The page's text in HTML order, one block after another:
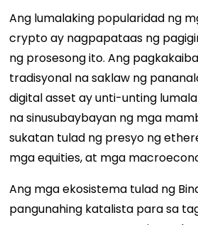
Ang lumalaking popularidad ng
crypto ay nagpapataas ng
ng prosesong ito. Ang
tradisyonal na saklaw ng
digital asset ay unti-unting
na sinusubaybayan ng mga
sukatan tulad ng presyo ng
mga equities, at mga
Ang mga ekosistema tulad ng
pangunahing katalista para sa